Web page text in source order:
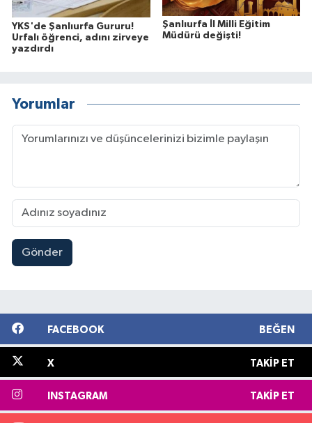
YKS'de Şanlıurfa Gururu!
Urfalı öğrenci, adını zirveye
yazdırdı
Şanlıurfa İl Milli Eğitim
Müdürü değişti!
Yorumlar
Gönder
FACEBOOK BEĞEN
X TAKIP ET
INSTAGRAM TAKIP ET